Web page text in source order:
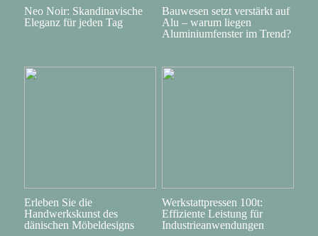
Neo Noir: Skandinavische
Eleganz für jeden Tag
Bauwesen setzt verstärkt auf
Alu – warum liegen
Aluminiumfenster im Trend?
Erleben Sie die
Handwerkskunst des
dänischen Möbeldesigns
Werkstattpressen 100t:
Effiziente Leistung für
Industrieanwendungen